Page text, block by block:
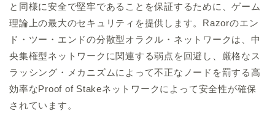
と同様に安全で堅牢であることを保証するために、ゲーム
理論上の最大のセキュリティを提供します。Razorのエン
ド・ツー・エンドの分散型オラクル・ネットワークは、中
央集権型ネットワークに関連する弱点を回避し、厳格なス
ラッシング・メカニズムによって不正なノードを罰する高
効率なProof of Stakeネットワークによって安全性が確保
されています。